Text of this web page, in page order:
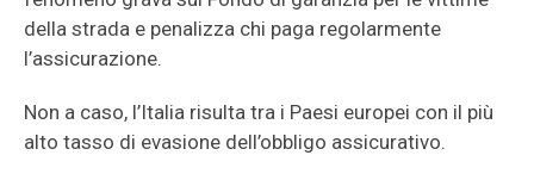
della strada e penalizza chi paga regolarmente
l’assicurazione.
Non a caso, l’Italia risulta tra i Paesi europei con il più
alto tasso di evasione dell’obbligo assicurativo.